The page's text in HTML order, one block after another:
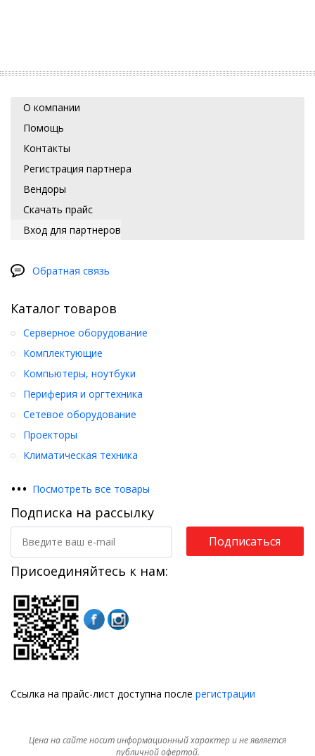
О компании
Помощь
Контакты
Регистрация партнера
Вендоры
Скачать прайс
Вход для партнеров
Обратная связь
Каталог товаров
Серверное оборудование
Комплектующие
Компьютеры, ноутбуки
Периферия и оргтехника
Сетевое оборудование
Проекторы
Климатическая техника
••• Посмотреть все товары
Подписка на рассылку
Подписаться
Присоединяйтесь к нам:
Ссылка на прайс-лист доступна после регистрации
Цена на сайте носит информационный характер и не является
публичной офертой.